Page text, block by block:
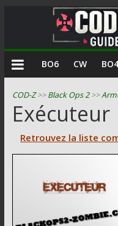
COD
Zombie
Guides
astuces
BO6 CW BO4
COD-Z>>Black Ops 2>>
Exécuteur
Retrouvez la liste